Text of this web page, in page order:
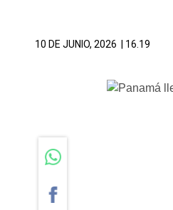
10 DE JUNIO, 2026 | 16.19